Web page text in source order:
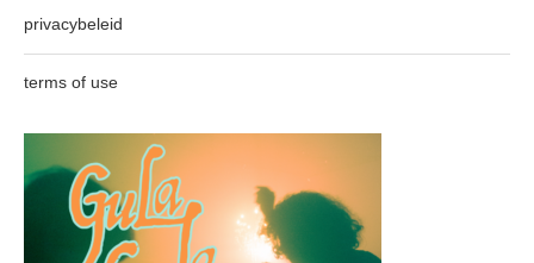
privacybeleid
terms of use